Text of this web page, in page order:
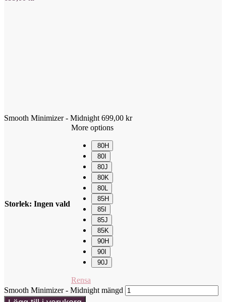
Smooth Minimizer - Midnight 699,00 kr
Storlek: Ingen vald
More options
80H
80I
80J
80K
80L
85H
85I
85J
85K
90H
90I
90J
Rensa
Smooth Minimizer - Midnight mängd